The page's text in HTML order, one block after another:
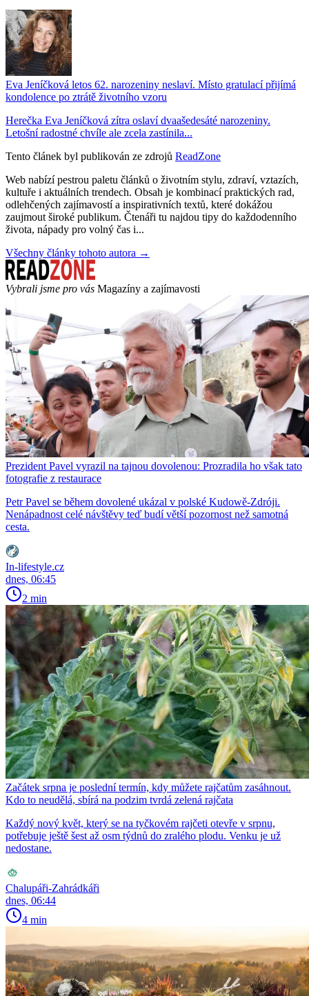
Eva Jeníčková letos 62. narozeniny neslaví. Místo gratulací přijímá
kondolence po ztrátě životního vzoru
Herečka Eva Jeníčková zítra oslaví dvaašedesáté narozeniny.
Letošní radostné chvíle ale zcela zastínila...
Tento článek byl publikován ze zdrojů ReadZone
Web nabízí pestrou paletu článků o životním stylu, zdraví, vztazích,
kultuře i aktuálních trendech. Obsah je kombinací praktických rad,
odlehčených zajímavostí a inspirativních textů, které dokážou
zaujmout široké publikum. Čtenáři tu najdou tipy do každodenního
života, nápady pro volný čas i...
Všechny články tohoto autora →
Vybrali jsme pro vás Magazíny a zajímavosti
Prezident Pavel vyrazil na tajnou dovolenou: Prozradila ho však tato
fotografie z restaurace
Petr Pavel se během dovolené ukázal v polské Kudowě-Zdróji.
Nenápadnost celé návštěvy teď budí větší pozornost než samotná
cesta.
In-lifestyle.cz
dnes, 06:45
2 min
Začátek srpna je poslední termín, kdy můžete rajčatům zasáhnout.
Kdo to neudělá, sbírá na podzim tvrdá zelená rajčata
Každý nový květ, který se na tyčkovém rajčeti otevře v srpnu,
potřebuje ještě šest až osm týdnů do zralého plodu. Venku je už
nedostane.
Chalupáři-Zahrádkáři
dnes, 06:44
4 min